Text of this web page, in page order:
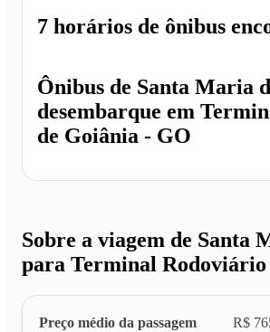
Ônibus de Santa Maria
desembarque em
de Goiânia - GO
7 horários de ônibus
Sobre a viagem de Santa
para Terminal Rodoviário
Preço médio da passagem R$